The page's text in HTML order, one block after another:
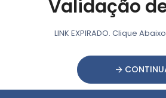
Validação
LINK EXPIRADO. Clique